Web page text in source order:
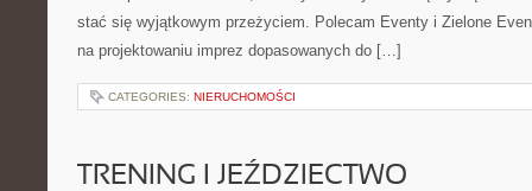
stać się wyjątkowym przeżyciem. Polecam Eventy i Zielone
na projektowaniu imprez dopasowanych do […]
CATEGORIES: NIERUCHOMOŚCI
TRENING I JEŹDZIECTWO